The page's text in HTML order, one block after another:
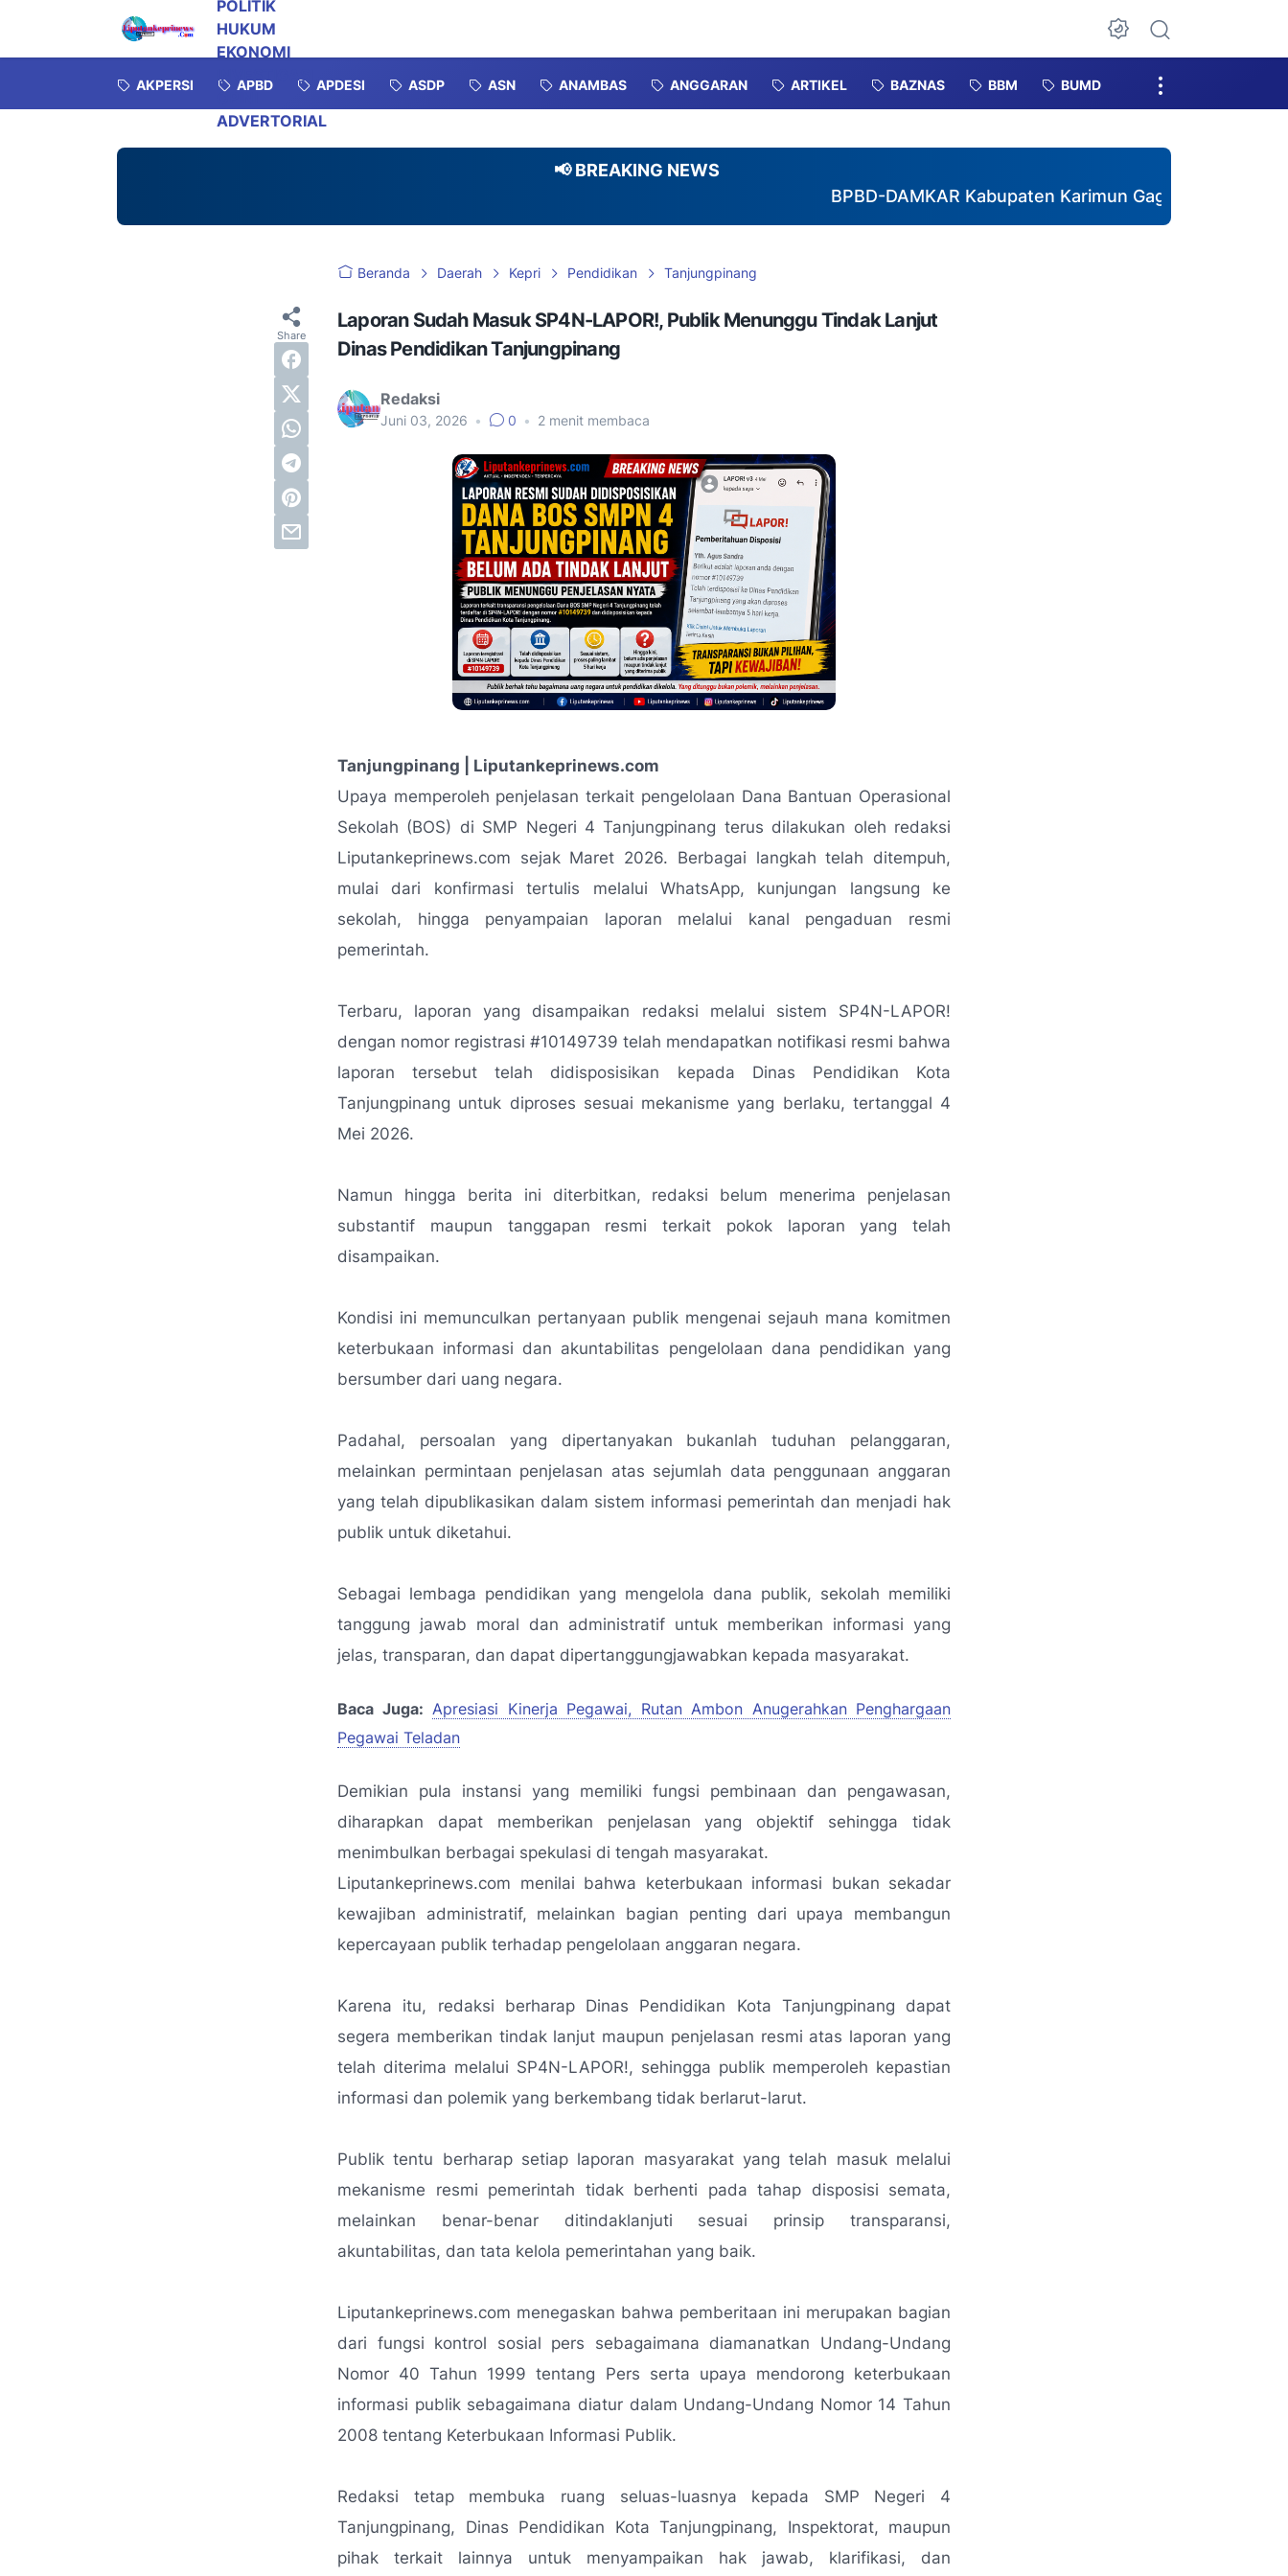
POLITIK
HUKUM
EKONOMI
INVESTIGASI
OPINI
ADVERTORIAL
Dark Mode
AKPERSI APBD APDESI ASDP ASN ANAMBAS ANGGARAN ARTIKEL BAZNAS BBM BUMD
📢 BREAKING NEWS
BPBD-DAMKAR Kabupaten Karimun Gagas Pembentukan
Beranda Daerah Kepri Pendidikan Tanjungpinang
Laporan Sudah Masuk SP4N-LAPOR!, Publik Menunggu Tindak Lanjut
Dinas Pendidikan Tanjungpinang
Redaksi
Juni 03, 2026 • 0 • 2 menit membaca
Tanjungpinang | Liputankeprinews.com
Upaya memperoleh penjelasan terkait pengelolaan Dana Bantuan Operasional
Sekolah (BOS) di SMP Negeri 4 Tanjungpinang terus dilakukan oleh redaksi
Liputankeprinews.com sejak Maret 2026. Berbagai langkah telah ditempuh,
mulai dari konfirmasi tertulis melalui WhatsApp, kunjungan langsung ke
sekolah, hingga penyampaian laporan melalui kanal pengaduan resmi
pemerintah.
Terbaru, laporan yang disampaikan redaksi melalui sistem SP4N-LAPOR!
dengan nomor registrasi #10149739 telah mendapatkan notifikasi resmi bahwa
laporan tersebut telah didisposisikan kepada Dinas Pendidikan Kota
Tanjungpinang untuk diproses sesuai mekanisme yang berlaku, tertanggal 4
Mei 2026.
Namun hingga berita ini diterbitkan, redaksi belum menerima penjelasan
substantif maupun tanggapan resmi terkait pokok laporan yang telah
disampaikan.
Kondisi ini memunculkan pertanyaan publik mengenai sejauh mana komitmen
keterbukaan informasi dan akuntabilitas pengelolaan dana pendidikan yang
bersumber dari uang negara.
Padahal, persoalan yang dipertanyakan bukanlah tuduhan pelanggaran,
melainkan permintaan penjelasan atas sejumlah data penggunaan anggaran
yang telah dipublikasikan dalam sistem informasi pemerintah dan menjadi hak
publik untuk diketahui.
Sebagai lembaga pendidikan yang mengelola dana publik, sekolah memiliki
tanggung jawab moral dan administratif untuk memberikan informasi yang
jelas, transparan, dan dapat dipertanggungjawabkan kepada masyarakat.
Baca Juga: Apresiasi Kinerja Pegawai, Rutan Ambon Anugerahkan Penghargaan
Pegawai Teladan
Demikian pula instansi yang memiliki fungsi pembinaan dan pengawasan,
diharapkan dapat memberikan penjelasan yang objektif sehingga tidak
menimbulkan berbagai spekulasi di tengah masyarakat.
Liputankeprinews.com menilai bahwa keterbukaan informasi bukan sekadar
kewajiban administratif, melainkan bagian penting dari upaya membangun
kepercayaan publik terhadap pengelolaan anggaran negara.
Karena itu, redaksi berharap Dinas Pendidikan Kota Tanjungpinang dapat
segera memberikan tindak lanjut maupun penjelasan resmi atas laporan yang
telah diterima melalui SP4N-LAPOR!, sehingga publik memperoleh kepastian
informasi dan polemik yang berkembang tidak berlarut-larut.
Publik tentu berharap setiap laporan masyarakat yang telah masuk melalui
mekanisme resmi pemerintah tidak berhenti pada tahap disposisi semata,
melainkan benar-benar ditindaklanjuti sesuai prinsip transparansi,
akuntabilitas, dan tata kelola pemerintahan yang baik.
Liputankeprinews.com menegaskan bahwa pemberitaan ini merupakan bagian
dari fungsi kontrol sosial pers sebagaimana diamanatkan Undang-Undang
Nomor 40 Tahun 1999 tentang Pers serta upaya mendorong keterbukaan
informasi publik sebagaimana diatur dalam Undang-Undang Nomor 14 Tahun
2008 tentang Keterbukaan Informasi Publik.
Redaksi tetap membuka ruang seluas-luasnya kepada SMP Negeri 4
Tanjungpinang, Dinas Pendidikan Kota Tanjungpinang, Inspektorat, maupun
pihak terkait lainnya untuk menyampaikan hak jawab, klarifikasi, dan